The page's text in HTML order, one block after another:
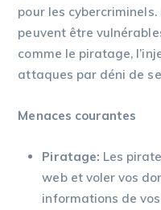
pour les
peuvent être
comme le piratage,
attaques par déni de
Menaces courantes
Piratage: Les
web et voler vos
informations de